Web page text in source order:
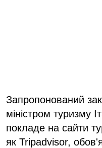
Запропонований
міністром туризму
покладе на сайти
як Tripadvisor,